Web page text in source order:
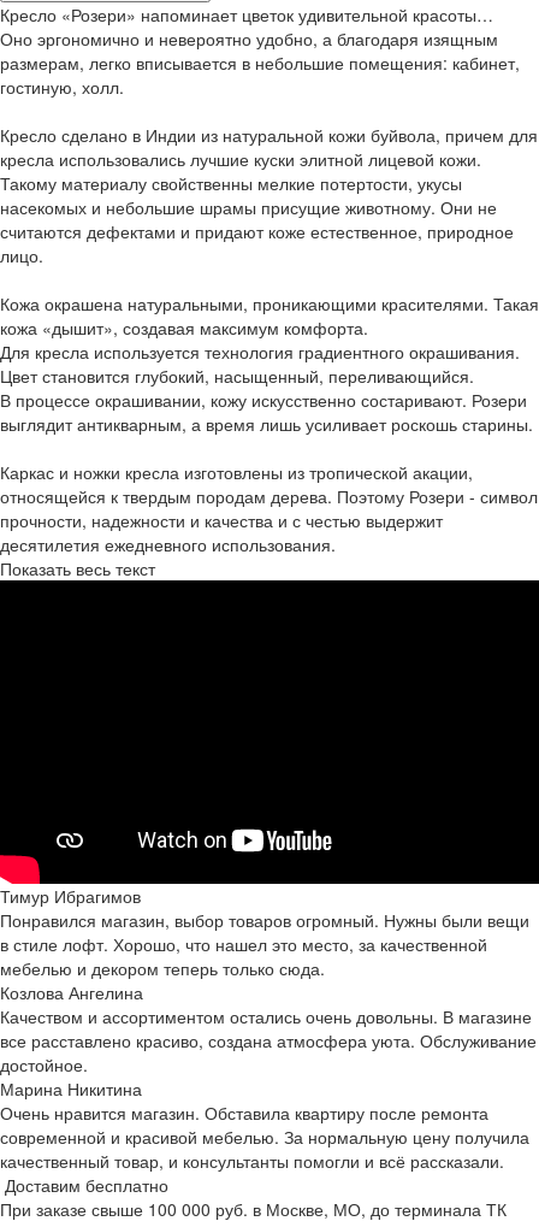
Кресло «Розери» напоминает цветок удивительной красоты…
Оно эргономично и невероятно удобно, а благодаря изящным
размерам, легко вписывается в небольшие помещения: кабинет,
гостиную, холл.
Кресло сделано в Индии из натуральной кожи буйвола, причем для
кресла использовались лучшие куски элитной лицевой кожи.
Такому материалу свойственны мелкие потертости, укусы
насекомых и небольшие шрамы присущие животному. Они не
считаются дефектами и придают коже естественное, природное
лицо.
Кожа окрашена натуральными, проникающими красителями. Такая
кожа «дышит», создавая максимум комфорта.
Для кресла используется технология градиентного окрашивания.
Цвет становится глубокий, насыщенный, переливающийся.
В процессе окрашивании, кожу искусственно состаривают. Розери
выглядит антикварным, а время лишь усиливает роскошь старины.
Каркас и ножки кресла изготовлены из тропической акации,
относящейся к твердым породам дерева. Поэтому Розери - символ
прочности, надежности и качества и с честью выдержит
десятилетия ежедневного использования.
Показать весь текст
Тимур Ибрагимов
Понравился магазин, выбор товаров огромный. Нужны были вещи
в стиле лофт. Хорошо, что нашел это место, за качественной
мебелью и декором теперь только сюда.
Козлова Ангелина
Качеством и ассортиментом остались очень довольны. В магазине
все расставлено красиво, создана атмосфера уюта. Обслуживание
достойное.
Марина Никитина
Очень нравится магазин. Обставила квартиру после ремонта
современной и красивой мебелью. За нормальную цену получила
качественный товар, и консультанты помогли и всё рассказали.
Доставим бесплатно
При заказе свыше 100 000 руб. в Москве, МО, до терминала ТК